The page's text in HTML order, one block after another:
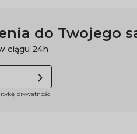
do Twojego
ciągu 24h
prywatności